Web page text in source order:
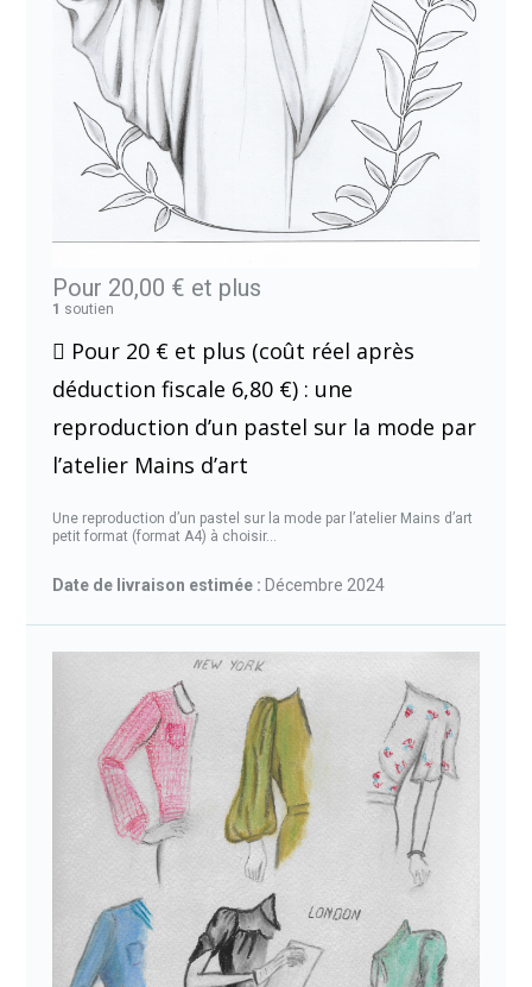
Pour 20,00 € et plus
1 soutien
 Pour 20 € et plus (coût réel après
déduction fiscale 6,80 €) : une
reproduction d’un pastel sur la mode par
l’atelier Mains d’art
Une reproduction d’un pastel sur la mode par l’atelier Mains d’art
petit format (format A4) à choisir...
Date de livraison estimée : Décembre 2024